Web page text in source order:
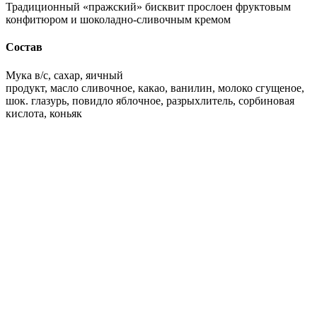
Традиционный «пражский» бисквит прослоен фруктовым
конфитюром и шоколадно-сливочным кремом
Состав
Мука в/с, сахар, яичный
продукт, масло сливочное, какао, ванилин, молоко сгущеное,
шок. глазурь, повидло яблочное, разрыхлитель, сорбиновая
кислота, коньяк